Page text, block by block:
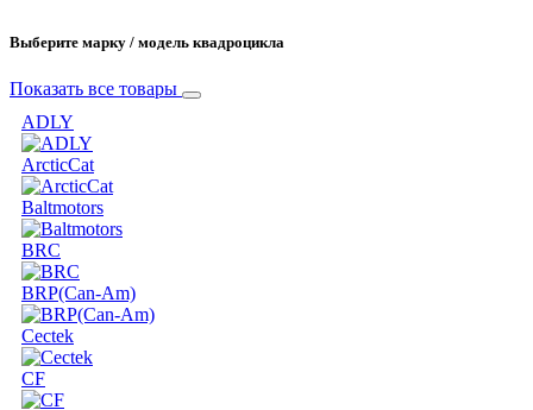
Выберите марку / модель квадроцикла
Показать все товары
ADLY
ArcticCat
Baltmotors
BRC
BRP(Can-Am)
Cectek
CF